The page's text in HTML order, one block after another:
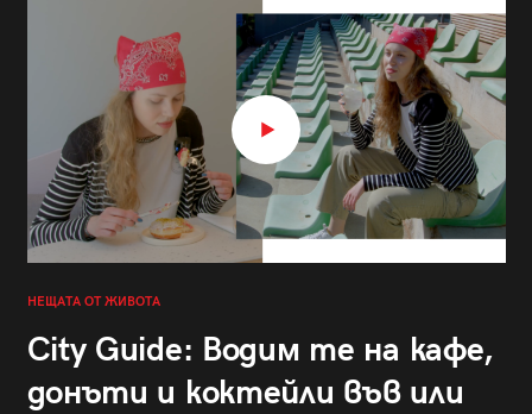
НЕЩАТА ОТ ЖИВОТА
City Guide: Водим те на кафе,
донъти и коктейли във или